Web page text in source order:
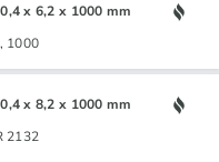
x 6,2 x 1000 mm
1000
x 8,2 x 1000 mm
2132